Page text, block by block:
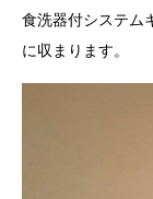
食洗器付システム
に収まります。